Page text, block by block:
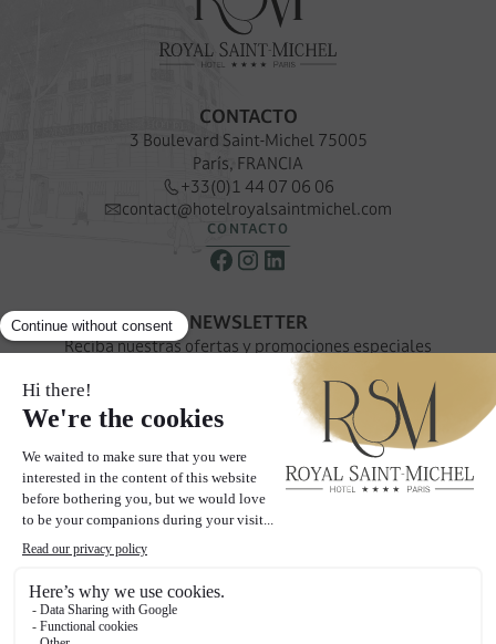
CONTACTO
3 Boulevard Saint-Michel 75005
París, FRANCIA
+33(0)1 44 07 06 06
contact@hotelroyalsaintmichel.com
CONTACTO
NEWSLETTER
Reciba nuestras ofertas y promociones especiales
SUSCRÍBASE A NUESTRA NEWSLETTER
LAS PÁGINAS
Hotel
Habitaciones
Barrio
Galería
Social Wall